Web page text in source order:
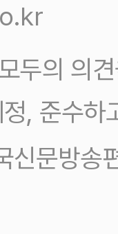
두의 의
, 준수하
신문방송